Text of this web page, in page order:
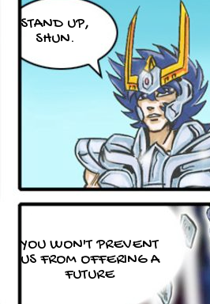
STAND UP,
SHUN.
YOU WON'T PREVENT
US FROM OFFERING A
FUTURE